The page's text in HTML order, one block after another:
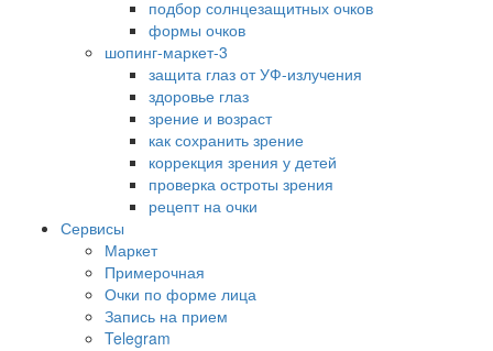
подбор солнцезащитных очков
формы очков
шопинг-маркет-3
защита глаз от УФ-излучения
здоровье глаз
зрение и возраст
как сохранить зрение
коррекция зрения у детей
проверка остроты зрения
рецепт на очки
Сервисы
Маркет
Примерочная
Очки по форме лица
Запись на прием
Telegram